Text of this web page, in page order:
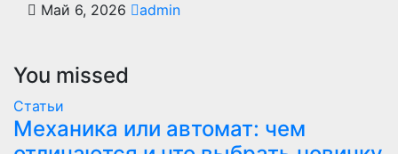
Май 6, 2026 admin
You missed
Статьи
Механика или автомат: чем